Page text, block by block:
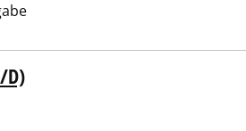
D)